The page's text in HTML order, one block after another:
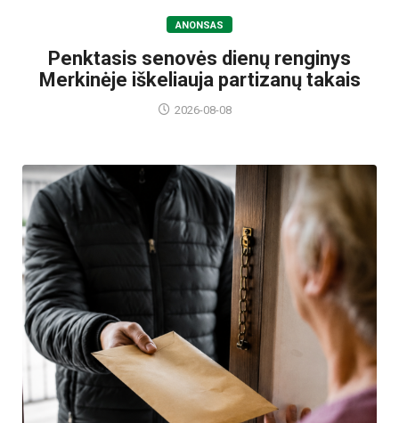
ANONSAS
Penktasis senovės dienų renginys
Merkinėje iškeliauja partizanų takais
2026-08-08